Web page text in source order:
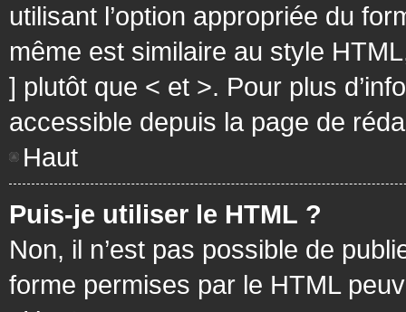
utilisant l’option appropriée du
même est similaire au style
] plutôt que < et >. Pour plus
accessible depuis la page de
Haut
Puis-je utiliser le HTML ?
Non, il n’est pas possible de
forme permises par le HTML